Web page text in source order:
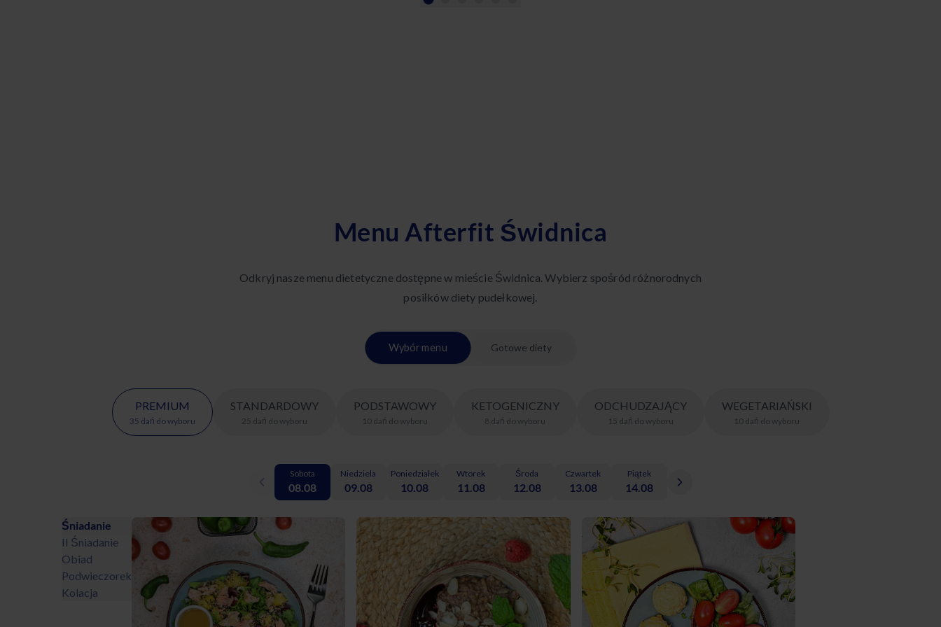
Menu Afterfit Świdnica
Odkryj nasze menu dietetyczne dostępne w mieście Świdnica. Wybierz spośród różnorodnych
posiłków diety pudełkowej.
Wybór menu Gotowe diety
PREMIUM
35 dań do wyboru
STANDARDOWY
25 dań do wyboru
PODSTAWOWY
10 dań do wyboru
KETOGENICZNY
8 dań do wyboru
ODCHUDZAJĄCY
15 dań do wyboru
WEGETARIAŃSKI
10 dań do wyboru
Sobota
08.08
Niedziela
09.08
Poniedziałek
10.08
Wtorek
11.08
Środa
12.08
Czwartek
13.08
Piątek
14.08
Śniadanie
II Śniadanie
Obiad
Podwieczorek
Kolacja